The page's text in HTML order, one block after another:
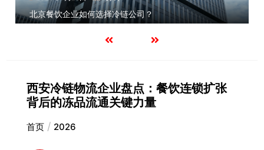
北京餐饮企业如何选择冷链公司？
西安冷链物流企业盘点：餐饮连锁扩张
背后的冻品流通关键力量
首页 2026